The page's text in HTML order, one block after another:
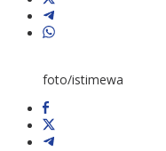
foto/istimewa